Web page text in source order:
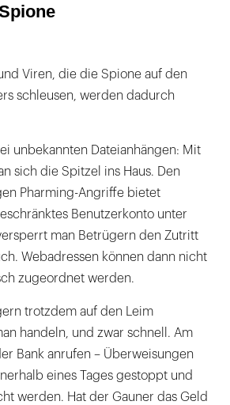
Viren, die die Spione auf den
schleusen, werden dadurch
unbekannten Dateianhängen: Mit
sich die Spitzel ins Haus. Den
Pharming-Angriffe bietet
Benutzerkonto unter
man Betrügern den Zutritt
Webadressen können dann nicht
zugeordnet werden.
trotzdem auf den Leim
handeln, und zwar schnell. Am
Bank anrufen – Überweisungen
eines Tages gestoppt und
werden. Hat der Gauner das Geld